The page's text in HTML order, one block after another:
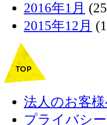
2016年1月
2015年12月
法人のお客
プライバシ